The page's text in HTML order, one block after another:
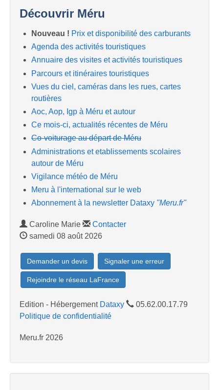
Découvrir Méru
Nouveau ! Prix et disponibilité des carburants
Agenda des activités touristiques
Annuaire des visites et activités touristiques
Parcours et itinéraires touristiques
Vues du ciel, caméras dans les rues, cartes
routières
Aoc, Aop, Igp à Méru et autour
Ce mois-ci, actualités récentes de Méru
Co-voiturage au départ de Méru
Administrations et etablissements scolaires
autour de Méru
Vigilance météo de Méru
Meru à l'international sur le web
Abonnement à la newsletter Dataxy "Meru.fr"
Caroline Marie
Contacter
samedi 08 août 2026
Demander un devis Signaler une erreur
Rejoindre le réseau LaFrance
Edition - Hébergement Dataxy
05.62.00.17.79
Politique de confidentialité
Meru.fr 2026